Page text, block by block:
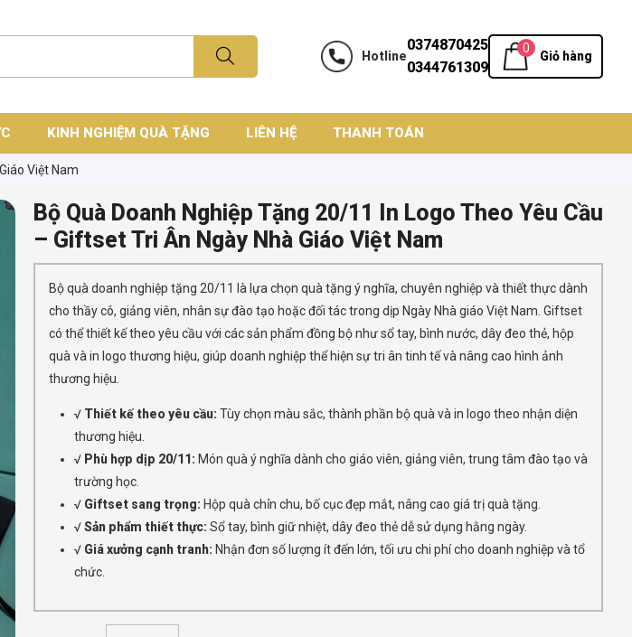
Hotline
0374870425
0344761309
0
Giỏ hàng
KINH NGHIỆM QUÀ TẶNG LIÊN HỆ THANH TOÁN
Việt Nam
Bộ Quà Doanh Nghiệp Tặng 20/11 In Logo Theo Yêu Cầu
– Giftset Tri Ân Ngày Nhà Giáo Việt Nam
Bộ quà doanh nghiệp tặng 20/11 là lựa chọn quà tặng ý nghĩa, chuyên nghiệp và thiết thực dành
cho thầy cô, giảng viên, nhân sự đào tạo hoặc đối tác trong dịp Ngày Nhà giáo Việt Nam. Giftset
có thể thiết kế theo yêu cầu với các sản phẩm đồng bộ như sổ tay, bình nước, dây đeo thẻ, hộp
quà và in logo thương hiệu, giúp doanh nghiệp thể hiện sự tri ân tinh tế và nâng cao hình ảnh
thương hiệu.
√ Thiết kế theo yêu cầu: Tùy chọn màu sắc, thành phần bộ quà và in logo theo nhận diện
thương hiệu.
√ Phù hợp dịp 20/11: Món quà ý nghĩa dành cho giáo viên, giảng viên, trung tâm đào tạo và
trường học.
√ Giftset sang trọng: Hộp quà chỉn chu, bố cục đẹp mắt, nâng cao giá trị quà tặng.
√Sản phẩm thiết thực: Sổ tay, bình giữ nhiệt, dây đeo thẻ dễ sử dụng hằng ngày.
√ Giá xưởng cạnh tranh: Nhận đơn số lượng ít đến lớn, tối ưu chi phí cho doanh nghiệp và tổ
chức.